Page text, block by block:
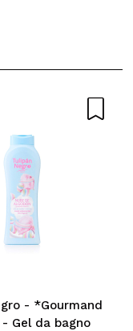
- *Gourmand
Gel da bagno